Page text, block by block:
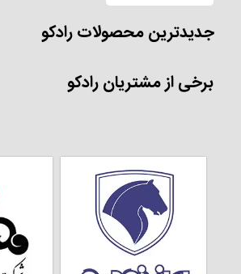
جدیدترین محصولات رادکو
برخی از مشتریان رادکو